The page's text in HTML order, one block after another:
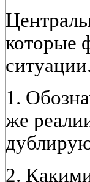
которые
1.
же
2.